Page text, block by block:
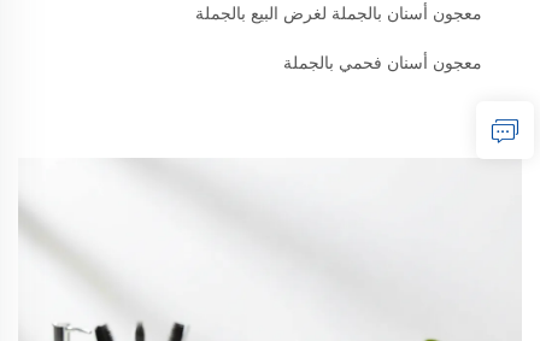
معجون أسنان بالجملة لغرض البيع بالجملة
معجون أسنان فحمي بالجملة